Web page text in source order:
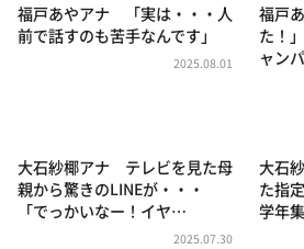
朝だ！生です旅サラダ
教えて！ニュースライブ 正義の
ポツンと一軒家
ザキ山小屋本館
福戸あやアナ 「実は・・・人
前で話すのも苦手なんです」
2025.08.01
福戸
た！
ャン
大石紗椰アナ テレビを見た母
親から驚きのLINEが・・・
「でっかいなー！イヤ…
2025.07.30
大石
た指
学年